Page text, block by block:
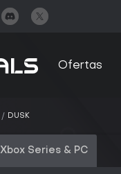
Ofertas
DUSK
Xbox Series & PC